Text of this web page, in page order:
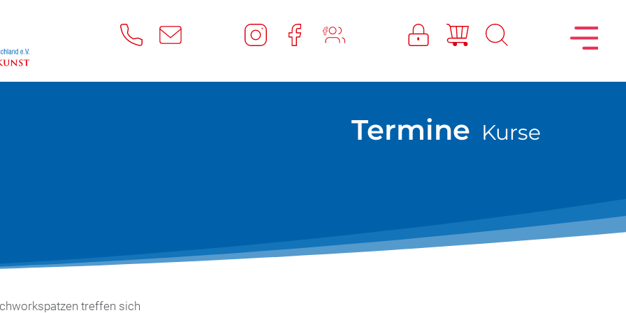
Termine Kurse
treffen sich